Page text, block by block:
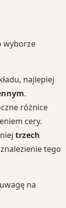
wyborze
najlepiej
.
różnice
cery.
trzech
tego
na